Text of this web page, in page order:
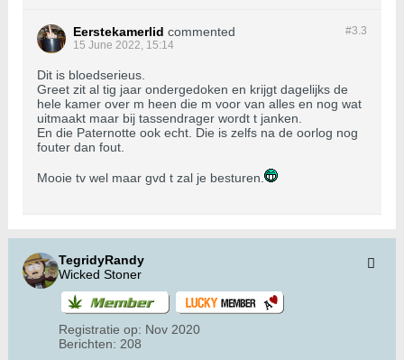
#3.3
Eerstekamerlid commented
15 June 2022, 15:14
Dit is bloedserieus.
Greet zit al tig jaar ondergedoken en krijgt dagelijks de
hele kamer over m heen die m voor van alles en nog wat
uitmaakt maar bij tassendrager wordt t janken.
En die Paternotte ook echt. Die is zelfs na de oorlog nog
fouter dan fout.
Mooie tv wel maar gvd t zal je besturen.
TegridyRandy
Wicked Stoner
Registratie op: Nov 2020
Berichten: 208